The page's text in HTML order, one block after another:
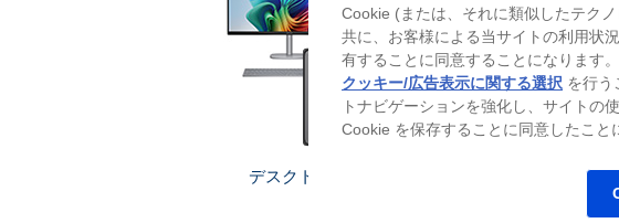
デスクトップ
Cookie (または、それに類似したテク
共に、お客様による当サイトの利用状
有することに同意することになります
クッキー/広告表示に関する選択 を行う
トナビゲーションを強化し、サイトの
Cookie を保存することに同意したこと